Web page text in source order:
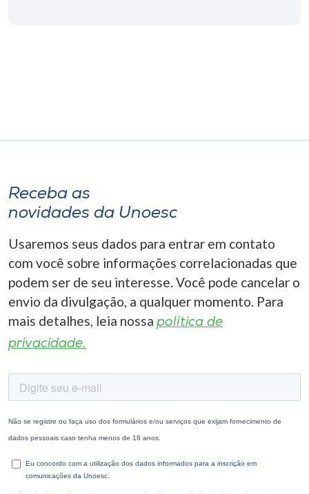
A-
Receba as
novidades da Unoesc
Usaremos seus dados para entrar em contato
com você sobre informações correlacionadas que
podem ser de seu interesse. Você pode cancelar o
envio da divulgação, a qualquer momento. Para
mais detalhes, leia nossa política de
privacidade.